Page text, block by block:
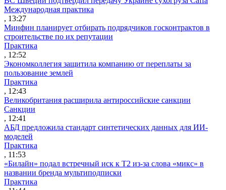
Международная практика
, 13:27
Минфин планирует отбирать подрядчиков госконтрактов в
строительстве по их репутации
Практика
, 12:52
Экономколлегия защитила компанию от переплаты за
пользование землей
Практика
, 12:43
Великобритания расширила антироссийские санкции
Санкции
, 12:41
АБД предложила стандарт синтетических данных для ИИ-
моделей
Практика
, 11:53
«Билайн» подал встречный иск к Т2 из-за слова «микс» в
названии бренда мультиподписки
Практика